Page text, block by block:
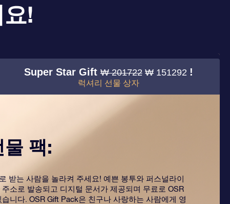
!
Super Star Gift₩ 201722 ₩ 151292 !
럭셔리 선물 상자
팩:
받는 사람을 놀라켜 주세요! 예쁜 봉투와 퍼스널라이
소로 발송되고 디지털 문서가 제공되며 무료로 OSR
니다. OSR Gift Pack은 친구나 사랑하는 사람에게 영